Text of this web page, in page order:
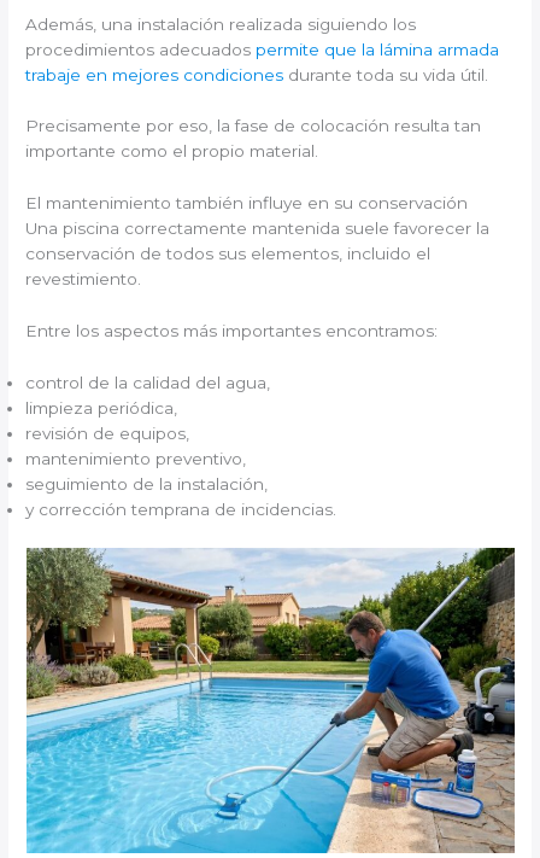
Además, una instalación realizada siguiendo los
procedimientos adecuados permite que la lámina armada
trabaje en mejores condiciones durante toda su vida útil.
Precisamente por eso, la fase de colocación resulta tan
importante como el propio material.
El mantenimiento también influye en su conservación
Una piscina correctamente mantenida suele favorecer la
conservación de todos sus elementos, incluido el
revestimiento.
Entre los aspectos más importantes encontramos:
control de la calidad del agua,
limpieza periódica,
revisión de equipos,
mantenimiento preventivo,
seguimiento de la instalación,
y corrección temprana de incidencias.